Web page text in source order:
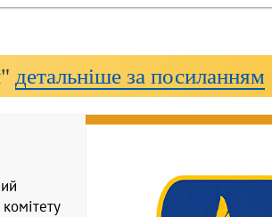
детальніше за посиланням